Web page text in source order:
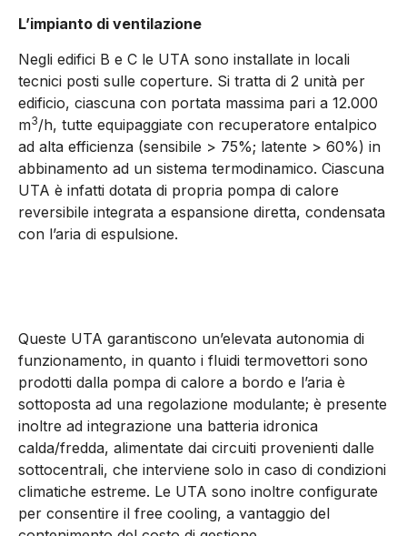
L’impianto di ventilazione
Negli edifici B e C le UTA sono installate in locali
tecnici posti sulle coperture. Si tratta di 2 unità per
edificio, ciascuna con portata massima pari a 12.000
m3/h, tutte equipaggiate con recuperatore entalpico
ad alta efficienza (sensibile > 75%; latente > 60%) in
abbinamento ad un sistema termodinamico. Ciascuna
UTA è infatti dotata di propria pompa di calore
reversibile integrata a espansione diretta, condensata
con l’aria di espulsione.
Queste UTA garantiscono un’elevata autonomia di
funzionamento, in quanto i fluidi termovettori sono
prodotti dalla pompa di calore a bordo e l’aria è
sottoposta ad una regolazione modulante; è presente
inoltre ad integrazione una batteria idronica
calda/fredda, alimentate dai circuiti provenienti dalle
sottocentrali, che interviene solo in caso di condizioni
climatiche estreme. Le UTA sono inoltre configurate
per consentire il free cooling, a vantaggio del